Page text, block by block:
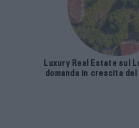
Luxury Real Estate sul
domanda in crescita del